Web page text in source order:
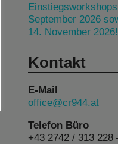
September 2026
14. November 2026!
Kontakt
E-Mail
office@cr944.at
Telefon Büro
+43 2742 / 313 228